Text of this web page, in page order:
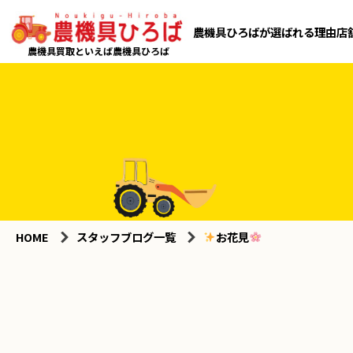
農機具買取といえば農機具ひろば
農機具ひろばが選ばれる理由店
HOME スタッフブログ一覧 お花見